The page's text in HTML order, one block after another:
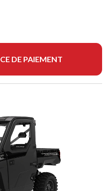
DE PAIEMENT